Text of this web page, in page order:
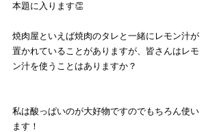
本題に入ります👏
焼肉屋といえば焼肉のタレと一緒にレモン汁が
置かれていることがありますが、皆さんはレモ
ン汁を使うことはありますか？
私は酸っぱいのが大好物ですのでもちろん使い
ます！